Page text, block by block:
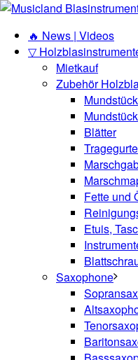
🔥 News | Videos
▽
Mietkauf
Zubehör
Blätter
Tragegurte
Fette und
Etuis,
Saxophone